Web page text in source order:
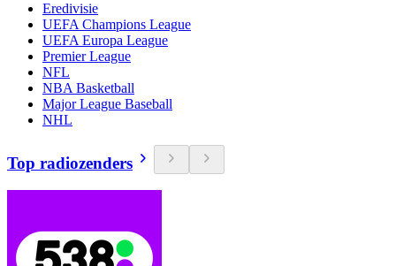
Eredivisie
UEFA Champions League
UEFA Europa League
Premier League
NFL
NBA Basketball
Major League Baseball
NHL
Top radiozenders